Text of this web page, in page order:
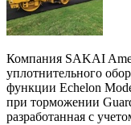
Компания SAKAI
уплотнительного
функции Echelon
при торможении
разработанная с